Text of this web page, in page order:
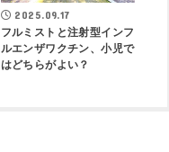
2025.09.17
フルミストと注射型インフ
ルエンザワクチン、小児で
はどちらがよい？